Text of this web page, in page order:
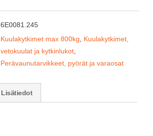
6E0081.245
Kuulakytkimet max 800kg
Kuulakytkimet,
vetokuulat ja kytkinlukot
Perävaunutarvikkeet, pyörät ja varaosat
Lisätiedot